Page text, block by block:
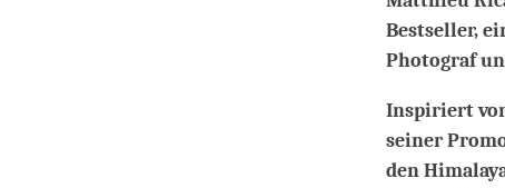
Bestseller,
Photograf
Inspiriert
seiner
den